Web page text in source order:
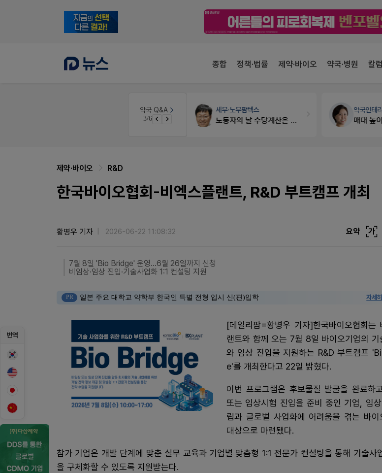
종합 정책·법률 제약·바이오 약국·병원 칼
약국 Q&A
3/6
세무·노무팜텍스
노동자의 날 수당계산은 어떻게 되나요
약국인테
매대 높이
번역
제약·바이오 R&D
한국바이오협회-비엑스플랜트, R&D 부트캠프 개최
황병우 기자 2026-06-22 11:08:32 요약 가
7월 8일 'Bio Bridge' 운영…6월 26일까지 신청
비임상·임상 진입·기술사업화 1:1 컨설팅 지원
PR 일본 주요 대학교 약학부 한국인 특별 전형 입시 신(편)입학 자세히
[데일리팜=황병우 기자]한국바이오협회는
랜트와 함께 오는 7월 8일 바이오기업의 기
와 임상 진입을 지원하는 R&D 부트캠프
e'를 개최한다고 22일 밝혔다.
이번 프로그램은 후보물질 발굴을 완료하
또는 임상시험 진입을 준비 중인 기업, 임
립과 글로벌 사업화에 어려움을 겪는 바이
대상으로 마련됐다.
참가 기업은 개발 단계에 맞춘 실무 교육과 기업별 맞춤형 1:1 전문가 컨설팅을 통해 기술사
을 구체화할 수 있도록 지원받는다.